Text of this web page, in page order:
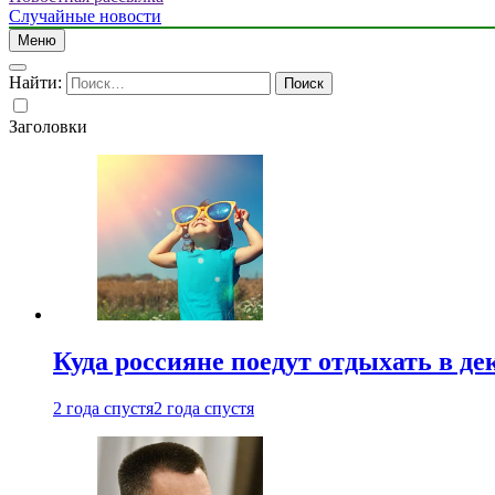
Случайные новости
Меню
Найти:
Заголовки
Куда россияне поедут отдыхать в
2 года спустя2 года спустя